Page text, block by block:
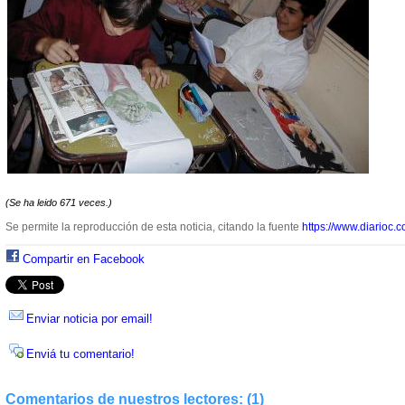
(Se ha leido 671 veces.)
Se permite la reproducción de esta noticia, citando la fuente https://
Compartir en Facebook
Enviar noticia por email!
Enviá tu comentario!
Comentarios de nuestros lectores: (1)